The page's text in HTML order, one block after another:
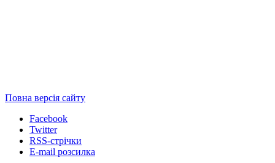
Повна версія сайту
Facebook
Twitter
RSS-стрічки
E-mail розсилка